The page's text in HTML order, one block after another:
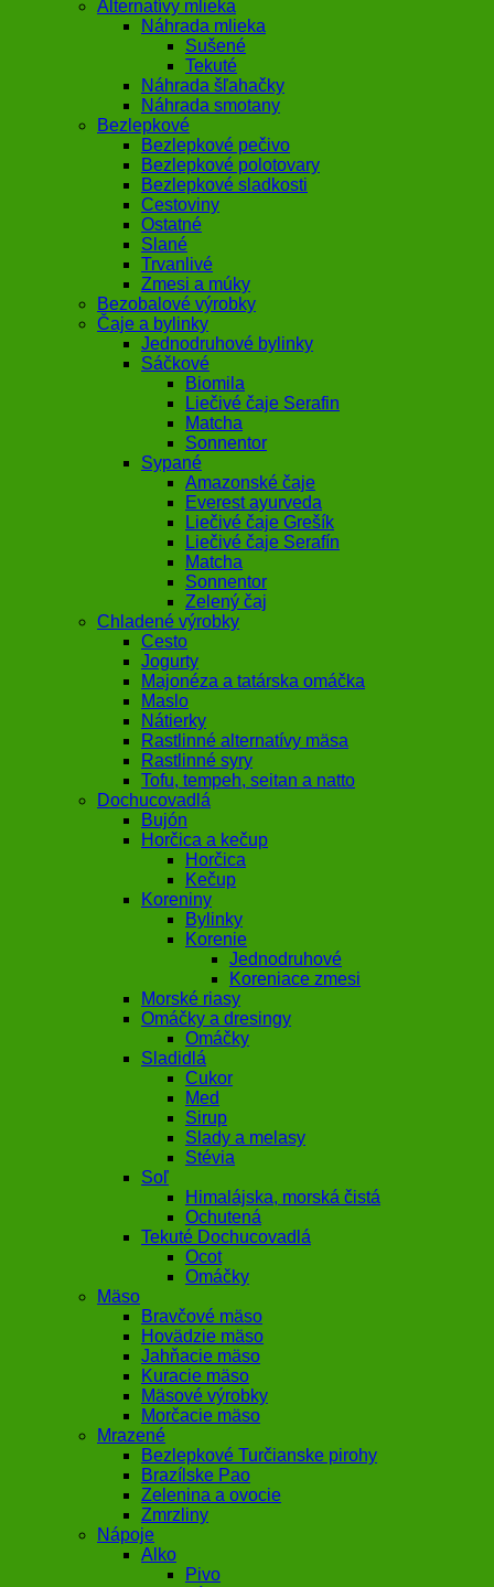
Alternatívy mlieka
Náhrada mlieka
Sušené
Tekuté
Náhrada šľahačky
Náhrada smotany
Bezlepkové
Bezlepkové pečivo
Bezlepkové polotovary
Bezlepkové sladkosti
Cestoviny
Ostatné
Slané
Trvanlivé
Zmesi a múky
Bezobalové výrobky
Čaje a bylinky
Jednodruhové bylinky
Sáčkové
Biomila
Liečivé čaje Serafin
Matcha
Sonnentor
Sypané
Amazonské čaje
Everest ayurveda
Liečivé čaje Grešík
Liečivé čaje Serafín
Matcha
Sonnentor
Zelený čaj
Chladené výrobky
Cesto
Jogurty
Majonéza a tatárska omáčka
Maslo
Nátierky
Rastlinné alternatívy mäsa
Rastlinné syry
Tofu, tempeh, seitan a natto
Dochucovadlá
Bujón
Horčica a kečup
Horčica
Kečup
Koreniny
Bylinky
Korenie
Jednodruhové
Koreniace zmesi
Morské riasy
Omáčky a dresingy
Omáčky
Sladidlá
Cukor
Med
Sirup
Slady a melasy
Stévia
Soľ
Himalájska, morská čistá
Ochutená
Tekuté Dochucovadlá
Ocot
Omáčky
Mäso
Bravčové mäso
Hovädzie mäso
Jahňacie mäso
Kuracie mäso
Mäsové výrobky
Morčacie mäso
Mrazené
Bezlepkové Turčianske pirohy
Brazílske Pao
Zelenina a ovocie
Zmrzliny
Nápoje
Alko
Pivo